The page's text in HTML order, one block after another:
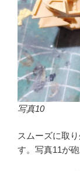
写真10
スムーズに取
す。写真11が